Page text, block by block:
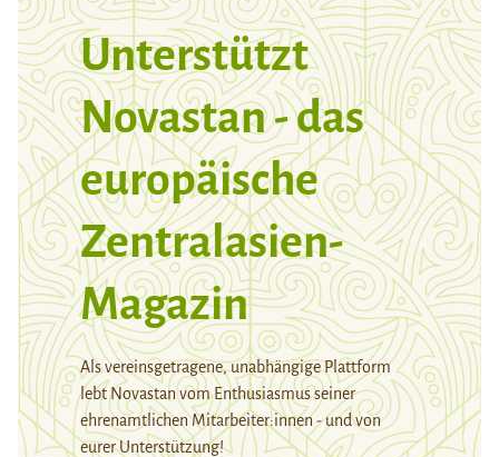
Unterstützt
Novastan - das
europäische
Zentralasien-
Magazin
Als vereinsgetragene, unabhängige Plattform
lebt Novastan vom Enthusiasmus seiner
ehrenamtlichen Mitarbeiter:innen - und von
eurer Unterstützung!